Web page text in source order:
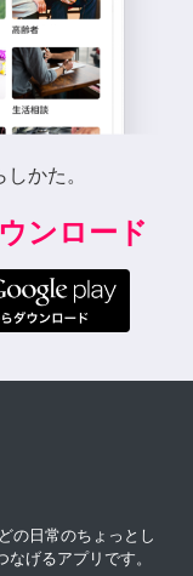
かた。
ンロード
の日常のちょっとし
げるアプリです。